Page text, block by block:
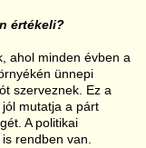
értékeli?
ahol minden évben a
ünnepi
szerveznek. Ez a
mutatja a párt
A politikai
rendben van.